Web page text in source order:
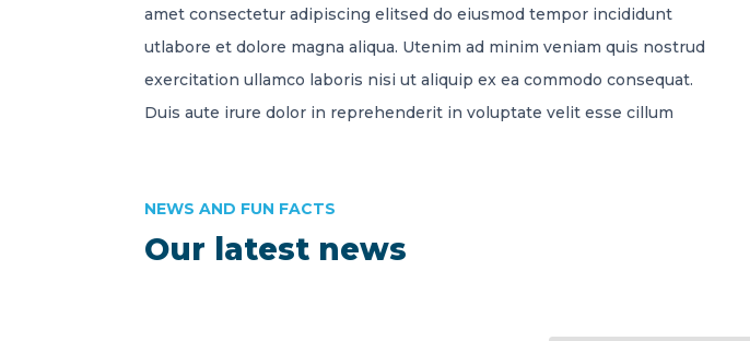
amet consectetur adipiscing elitsed do eiusmod tempor incididunt
utlabore et dolore magna aliqua. Utenim ad minim veniam quis nostrud
exercitation ullamco laboris nisi ut aliquip ex ea commodo consequat.
Duis aute irure dolor in reprehenderit in voluptate velit esse cillum
Our latest news
NEWS AND FUN FACTS